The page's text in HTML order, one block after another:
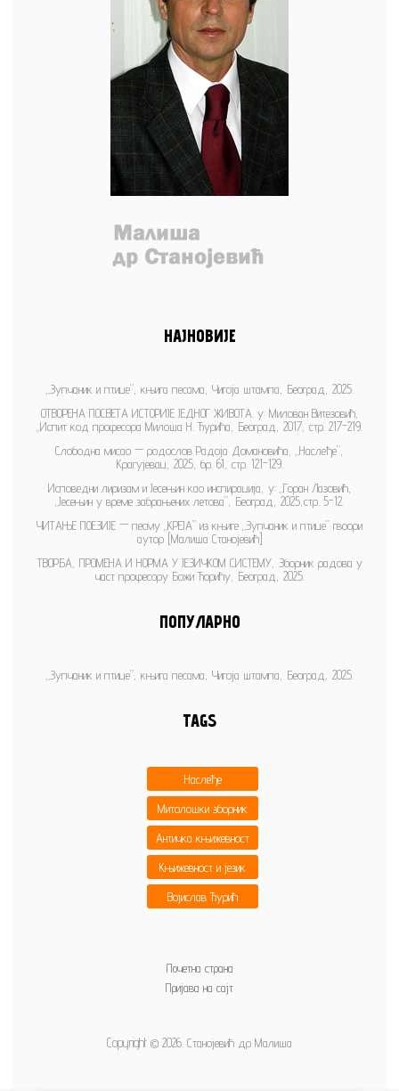
НАЈНОВИЈЕ
„Зупчаник и птице”, књига песама, Чигоја штампа, Београд, 2025.
ОТВОРЕНА ПОСВЕТА ИСТОРИЈЕ ЈЕДНОГ ЖИВОТА. у: Милован Витезовић,
„Испит код професора Милоша Н. Ђурића, Београд, 2017, стр. 217-219.
Слободна мисао — родослов Радоја Домановића, „Наслеђе”,
Крагујевац, 2025, бр. 61, стр. 121-129.
Исповедни лиризам и Јесењин као инспирација, у: „Горан Лазовић,
„Јесењин у време забрањених летова”, Београд, 2025,стр. 5-12.
ЧИТАЊЕ ПОЕЗИЈЕ — песму „КРЕЈА” из књиге „Зупчаник и птице” гвоори
аутор [Малиша Станојевић]
ТВОРБА, ПРОМЕНА И НОРМА У ЈЕЗИЧКОМ СИСТЕМУ, Зборник радова у
част професору Божи Ћорићу, Београд, 2025.
ПОПУЛАРНО
„Зупчаник и птице”, књига песама, Чигоја штампа, Београд, 2025.
TAGS
Наслеђе
Митолошки зборник
Античка књижевност
Књижевност и језик
Војислав Ђурић
Почетна страна
Пријава на сајт
Copyright © 2026. Станојевић др Малиша